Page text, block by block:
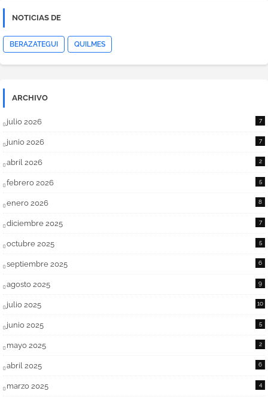
NOTICIAS DE
BERAZATEGUI QUILMES
ARCHIVO
julio 2026 7
junio 2026 7
abril 2026 2
febrero 2026 5
enero 2026 8
diciembre 2025 7
octubre 2025 5
septiembre 2025 6
agosto 2025 9
julio 2025 10
junio 2025 5
mayo 2025 2
abril 2025 6
marzo 2025 4